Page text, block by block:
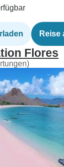
Reise
Flores